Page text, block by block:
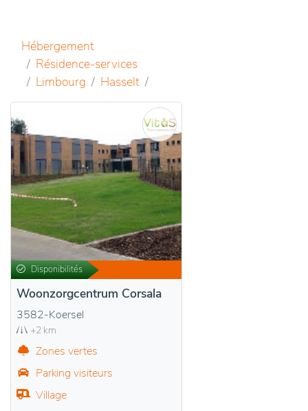
Hébergement
Résidence-services
Limbourg
Hasselt
Disponibilités
Woonzorgcentrum Corsala
3582-Koersel
+2 km
Zones vertes
Parking visiteurs
Village